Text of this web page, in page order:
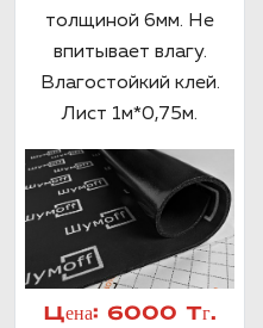
толщиной 6мм. Не
впитывает влагу.
Влагостойкий клей.
Лист 1м*0,75м.
Цена: 6000 Тг.